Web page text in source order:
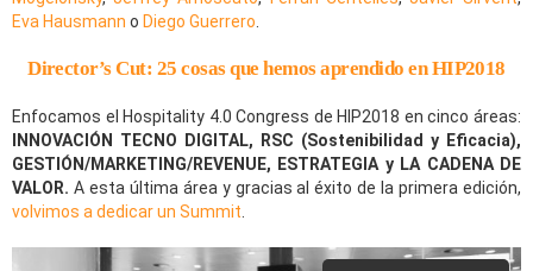
Eva Hausmann o Diego Guerrero
Director’s Cut: 25 cosas que hemos aprendido en HIP2018
Enfocamos el Hospitality 4.0 Congress de HIP2018 en cinco áreas:
INNOVACIÓN TECNO DIGITAL, RSC (Sostenibilidad y Eficacia),
GESTIÓN/MARKETING/REVENUE, ESTRATEGIA y LA CADENA DE
VALOR. A esta última área y gracias al éxito de la primera edición,
volvimos a dedicar un Summit